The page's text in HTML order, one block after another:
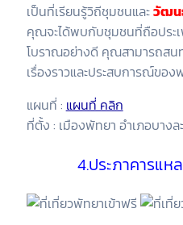
เป็นที่เรียนรู้วิถีชุมชนและวัฒน
คุณจะได้พบกับชุมชนที่ถือปร
โบราณอย่างดี คุณสามารถสน
เรื่องราวและประสบการณ์ของ
แผนที่ : แผนที่ คลิก
ที่ตั้ง : เมืองพัทยา อำเภอบาง
4.ประภาคารแ